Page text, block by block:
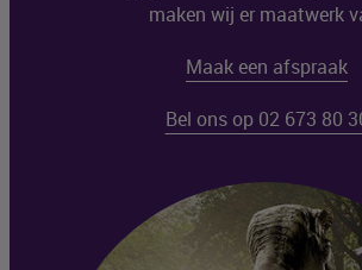
maken wij er maatwerk
Maak een afspraak
Bel ons op 02 673 80